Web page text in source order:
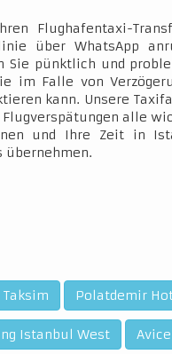
Flughafentaxi-
über WhatsApp
Sie pünktlich und
im Falle von
kann. Unsere
alle
und Ihre Zeit in
übernehmen.
Polatdemir
Istanbul West